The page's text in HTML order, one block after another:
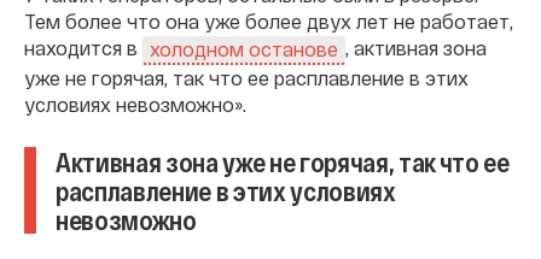
Тем более что она уже более двух лет не работает,
находится в холодном останове , активная зона
уже не горячая, так что ее расплавление в этих
условиях невозможно».
Активная зона уже не горячая, так что ее
расплавление в этих условиях
невозможно